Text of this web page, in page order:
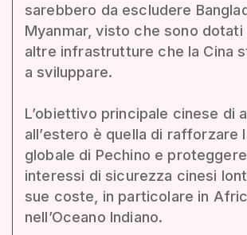
sarebbero da escludere
Myanmar, visto che sono
altre infrastrutture che la Cina
a sviluppare.
L’obiettivo principale cinese di
all’estero è quella di rafforzare
globale di Pechino e
interessi di sicurezza cinesi
sue coste, in particolare in
nell’Oceano Indiano.